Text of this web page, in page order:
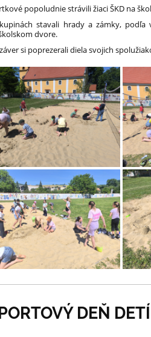
popoludnie strávili žiaci ŠKD na
stavali hrady a zámky,
dvore.
si poprezerali diela svojich
DEŇ DETÍ